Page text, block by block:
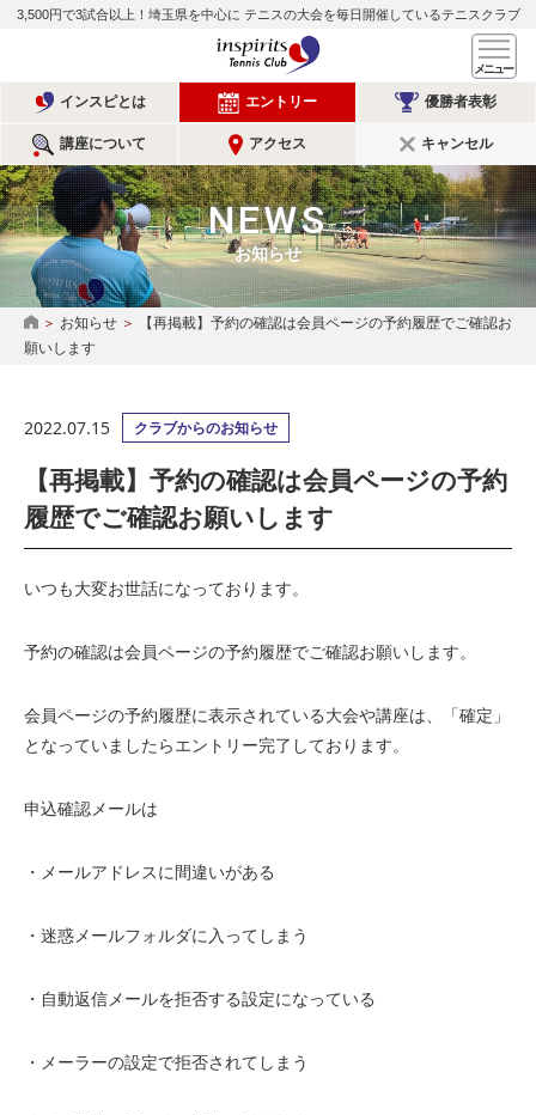
3,500円で3試合以上！埼玉県を中心に テニスの大会を毎日開催しているテニスクラブ
インスピリッツテニスクラ
インスピとは エントリー 優勝者表彰
講座について アクセス キャンセル
NEWS
お知らせ
HOMEお知らせ
【再掲載】予約の確認は会員ページの予約履歴でご確認お
願いします
2022.07.15 クラブからのお知らせ
【再掲載】予約の確認は会員ページの予約
履歴でご確認お願いします
いつも大変お世話になっております。
予約の確認は会員ページの予約履歴でご確認お願いします。
会員ページの予約履歴に表示されている大会や講座は、「確定」
となっていましたらエントリー完了しております。
申込確認メールは
・メールアドレスに間違いがある
・迷惑メールフォルダに入ってしまう
・自動返信メールを拒否する設定になっている
・メーラーの設定で拒否されてしまう